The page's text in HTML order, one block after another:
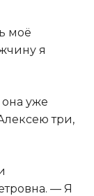
моё
я
уже
три,
— Я